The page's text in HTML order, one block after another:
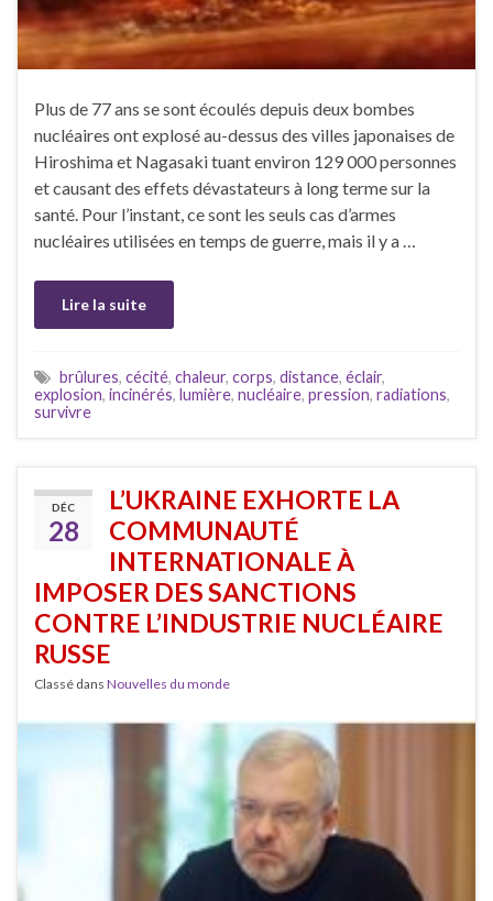
Plus de 77 ans se sont écoulés depuis deux bombes
nucléaires ont explosé au-dessus des villes japonaises de
Hiroshima et Nagasaki tuant environ 129 000 personnes
et causant des effets dévastateurs à long terme sur la
santé. Pour l’instant, ce sont les seuls cas d’armes
nucléaires utilisées en temps de guerre, mais il y a …
Lire la suite
brûlures, cécité, chaleur, corps, distance, éclair,
explosion, incinérés, lumière, nucléaire, pression, radiations,
survivre
DÉC
28
L’UKRAINE EXHORTE LA
COMMUNAUTÉ
INTERNATIONALE À
IMPOSER DES SANCTIONS
CONTRE L’INDUSTRIE NUCLÉAIRE
RUSSE
Classé dans Nouvelles du monde